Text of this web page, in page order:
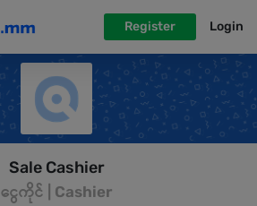
Register Login
Sale Cashier
ငွေကိုင် | Cashier